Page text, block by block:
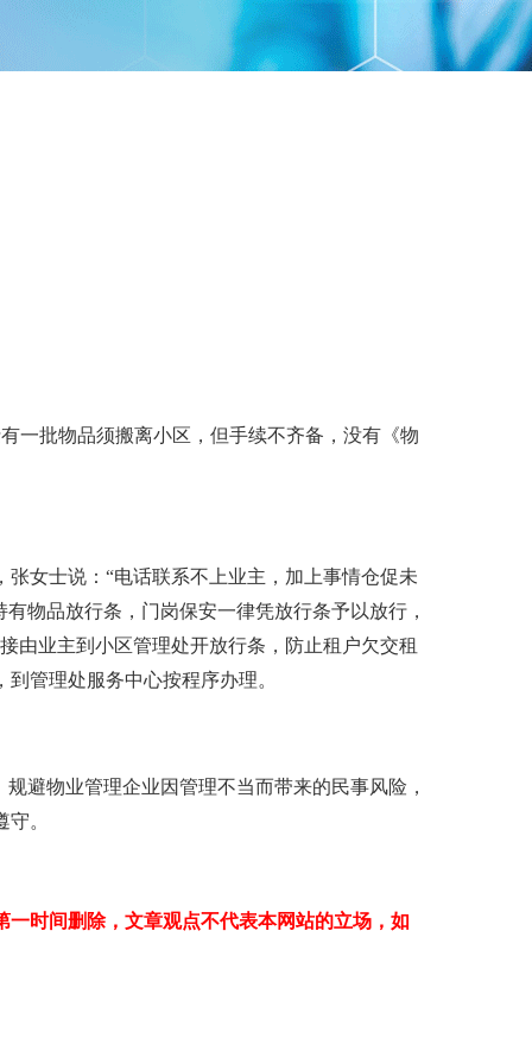
一批物品须搬离小区，但手续不齐备，没有《物
女士说：“电话联系不上业主，加上事情仓促未
物品放行条，门岗保安一律凭放行条予以放行，
由业主到小区管理处开放行条，防止租户欠交租
管理处服务中心按程序办理。
避物业管理企业因管理不当而带来的民事风险，
。
一时间删除，文章观点不代表本网站的立场，如